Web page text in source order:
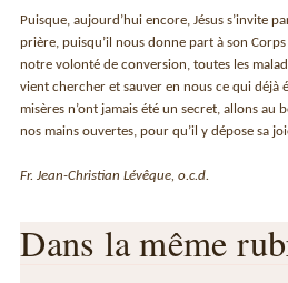
Puisque, aujourd’hui encore, Jésus s’invite
prière, puisqu’il nous donne part à son
notre volonté de conversion, toutes les
vient chercher et sauver en nous ce qui déjà
misères n’ont jamais été un secret, allons
nos mains ouvertes, pour qu’il y dépose sa
Fr. Jean-Christian Lévêque, o.c.d.
Dans la même